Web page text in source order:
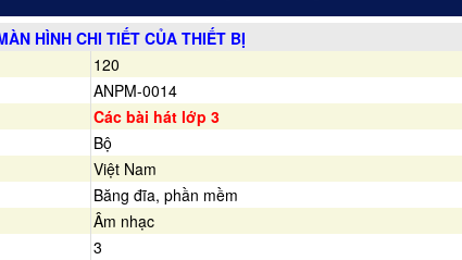
HÌNH CHI TIẾT CỦA THIẾT BỊ
120
ANPM-0014
Các bài hát lớp 3
Bộ
Việt Nam
Băng đĩa, phần mềm
Âm nhạc
3